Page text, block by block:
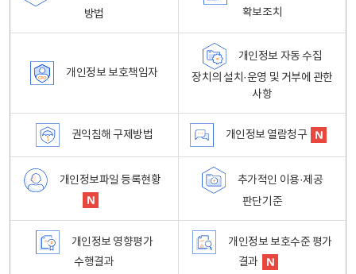
방법
확보조치
개인정보 보호책임자
개인정보 자동 수집
장치의 설치·운영 및 거부에 관한
사항
권익침해 구제방법 개인정보 열람청구
개인정보파일 등록현황
추가적인 이용·제공
판단기준
개인정보 영향평가
수행결과
개인정보 보호수준 평가
결과